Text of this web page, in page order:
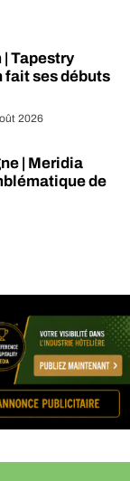
Tapestry
ses débuts
2026
| Meridia
de